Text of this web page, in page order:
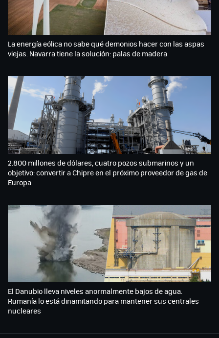
La energía eólica no sabe qué demonios hacer con las aspas
viejas. Navarra tiene la solución: palas de madera
2.800 millones de dólares, cuatro pozos submarinos y un
objetivo: convertir a Chipre en el próximo proveedor de gas de
Europa
El Danubio lleva niveles anormalmente bajos de agua.
Rumanía lo está dinamitando para mantener sus centrales
nucleares